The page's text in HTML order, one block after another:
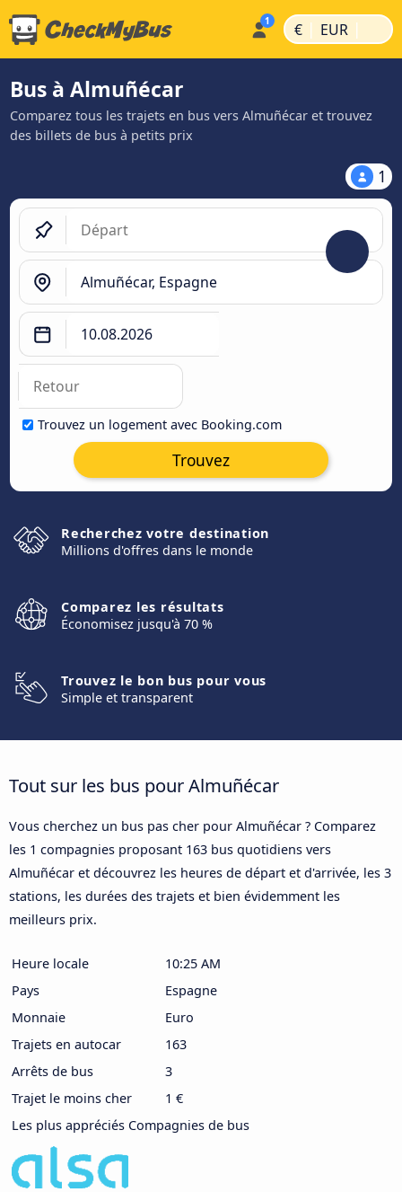
€ | EUR |
Bus à Almuñécar
Comparez tous les trajets en bus vers Almuñécar et trouvez
des billets de bus à petits prix
1
Trouvez un logement avec Booking.com
Trouvez
Recherchez votre destination
Millions d'offres dans le monde
Comparez les résultats
Économisez jusqu'à 70 %
Trouvez le bon bus pour vous
Simple et transparent
Tout sur les bus pour Almuñécar
Vous cherchez un bus pas cher pour Almuñécar ? Comparez
les 1 compagnies proposant 163 bus quotidiens vers
Almuñécar et découvrez les heures de départ et d'arrivée, les 3
stations, les durées des trajets et bien évidemment les
meilleurs prix.
Heure locale
10:25 AM
Pays
Espagne
Monnaie
Euro
Trajets en autocar
163
Arrêts de bus
3
Trajet le moins cher
1 €
Les plus appréciés Compagnies de bus